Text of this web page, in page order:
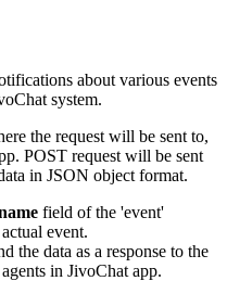
about various events
system.
the request will be sent to,
POST request will be sent
in JSON object format.
field of the 'event'
event.
the data as a response to the
in JivoChat app.